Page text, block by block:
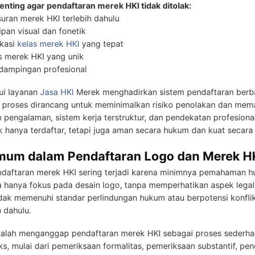
agar pendaftaran merek HKI tidak ditolak:
merek HKI terlebih dahulu
visual dan fonetik
kelas merek HKI yang tepat
merek HKI yang unik
profesional
layanan Jasa HKI Merek menghadirkan sistem pendaftaran
dirancang untuk meminimalkan risiko penolakan dan
pengalaman, sistem kerja terstruktur, dan pendekatan
hanya terdaftar, tetapi juga aman secara hukum dan kuat secara
dalam Pendaftaran Logo dan Merek
merek HKI sering terjadi karena minimnya pemahaman
hanya fokus pada desain logo, tanpa memperhatikan aspek
memenuhi standar perlindungan hukum atau berpotensi
menganggap pendaftaran merek HKI sebagai proses
mulai dari pemeriksaan formalitas, pemeriksaan substantif,